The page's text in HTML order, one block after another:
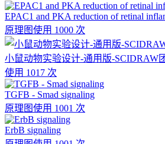
EPAC1 and PKA reduction of retinal
原理图使用 1000 次
小鼠动物实验设计-通用版-SCIDRAW
使用 1017 次
TGFB - Smad signaling
原理图使用 1001 次
ErbB signaling